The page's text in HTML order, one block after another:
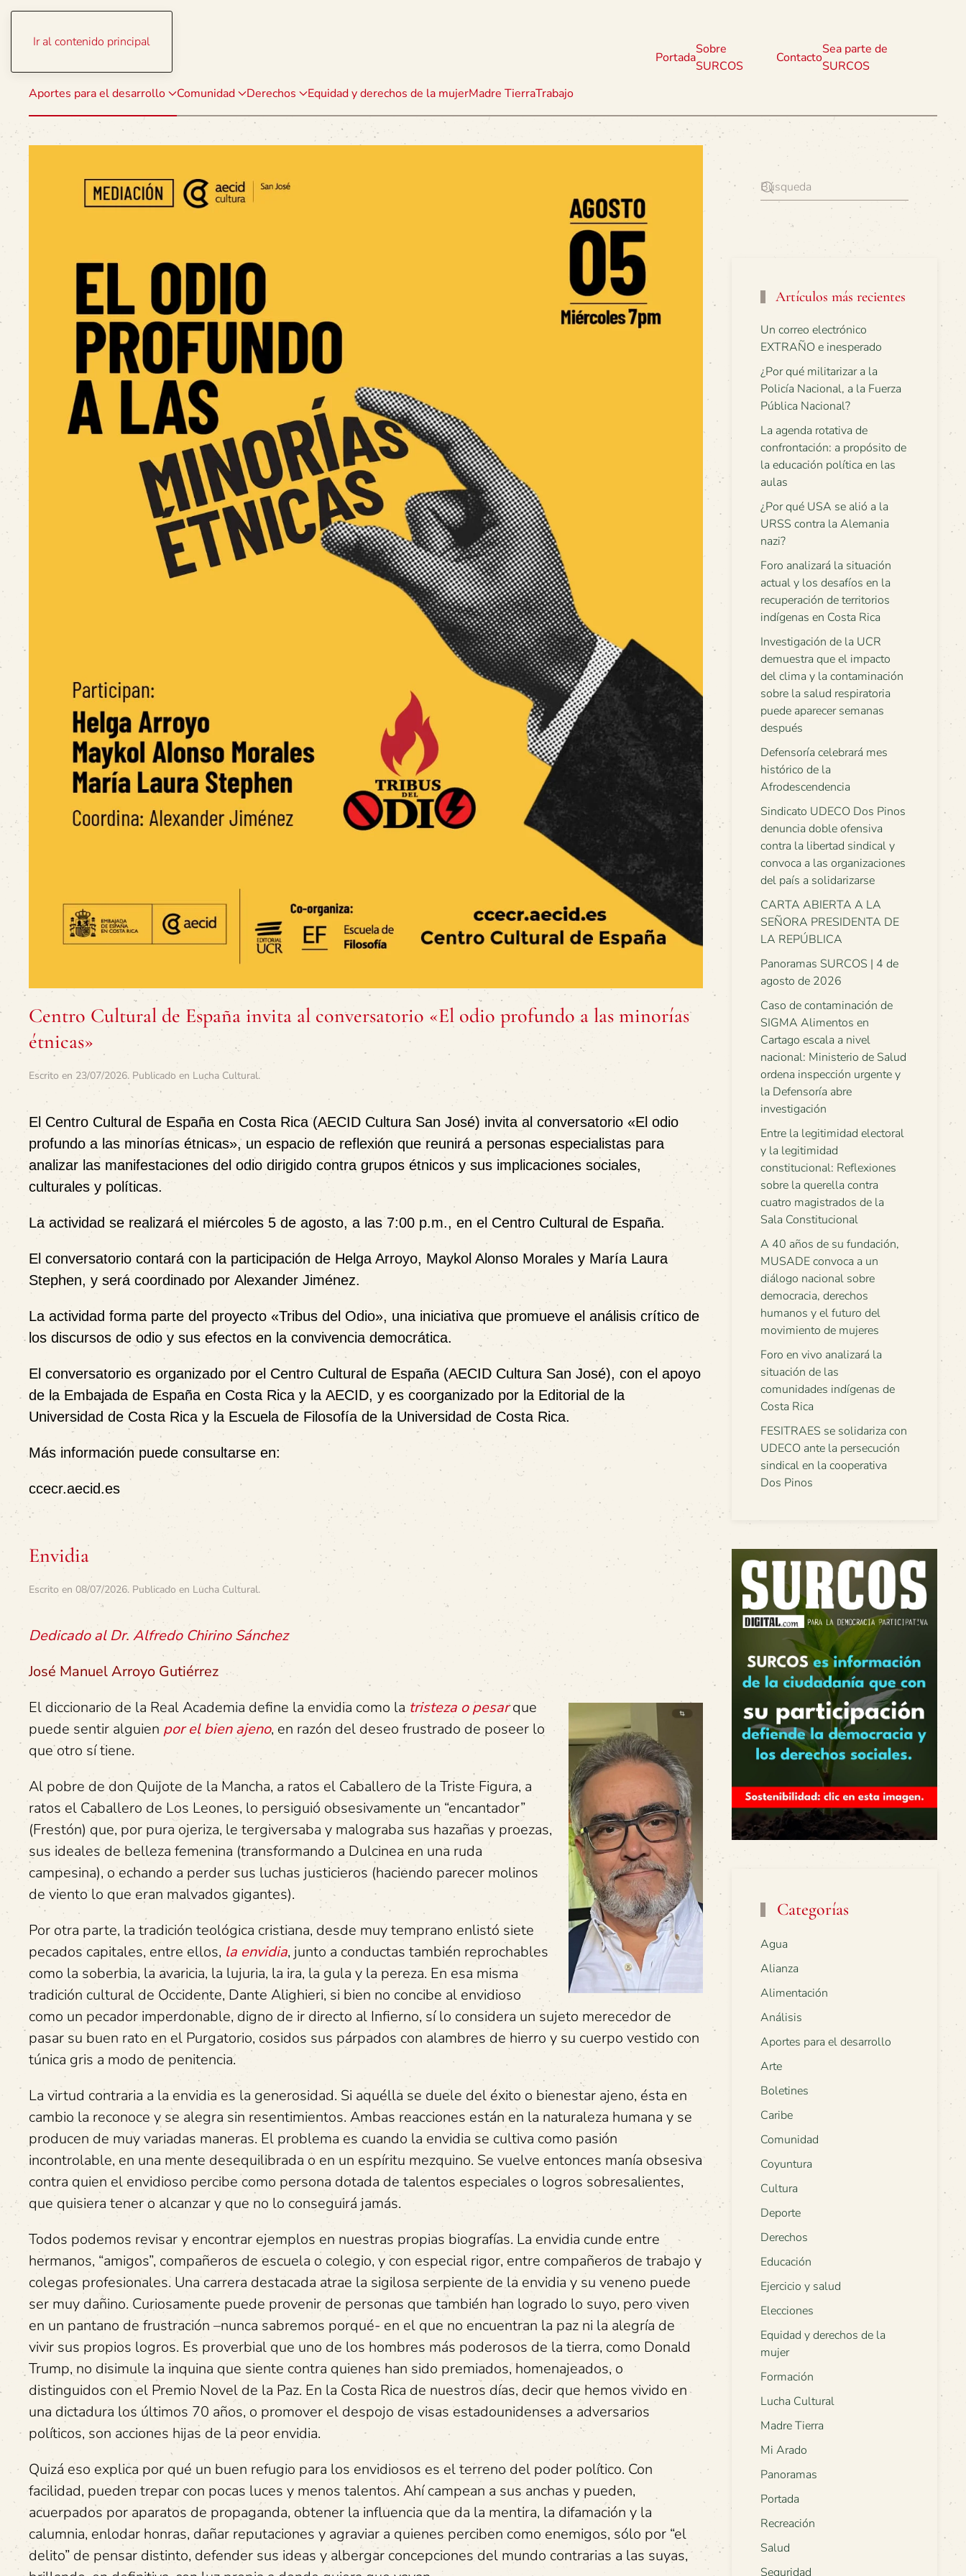
Ir al contenido principal
Aportes para el desarrollo Comunidad Derechos Equidad y derechos de la mujerMadre TierraTrabajo
Portada
Sobre
SURCOS
Contacto
Sea parte de
SURCOS
Centro Cultural de España invita al conversatorio «El odio profundo a las minorías
étnicas»
Escrito en 23/07/2026. Publicado en Lucha Cultural.
El Centro Cultural de España en Costa Rica (AECID Cultura San José) invita al conversatorio «El odio
profundo a las minorías étnicas», un espacio de reflexión que reunirá a personas especialistas para
analizar las manifestaciones del odio dirigido contra grupos étnicos y sus implicaciones sociales,
culturales y políticas.
La actividad se realizará el miércoles 5 de agosto, a las7:00 p.m., en el Centro Cultural de España.
El conversatorio contará con la participación de Helga Arroyo, Maykol Alonso Morales y María Laura
Stephen, y será coordinado por Alexander Jiménez.
La actividad forma parte del proyecto «Tribus del Odio», una iniciativa que promueve el análisis crítico de
los discursos de odio y sus efectos en la convivencia democrática.
El conversatorio es organizado por el Centro Cultural de España (AECID Cultura San José), con el apoyo
de la Embajada de España en Costa Rica y la AECID, y es coorganizado por la Editorial de la
Universidad de Costa Rica y la Escuela de Filosofía de la Universidad de Costa Rica.
Más información puede consultarse en:
ccecr.aecid.es
Envidia
Escrito en 08/07/2026. Publicado en Lucha Cultural.
Dedicado al Dr. Alfredo Chirino Sánchez
José Manuel Arroyo Gutiérrez
El diccionario de la Real Academia define la envidia como la tristeza o pesarque
puede sentir alguien por el bien ajeno, en razón del deseo frustrado de poseer lo
que otro sí tiene.
Al pobre de don Quijote de la Mancha, a ratos el Caballero de la Triste Figura, a
ratos el Caballero de Los Leones, lo persiguió obsesivamente un “encantador”
(Frestón) que, por pura ojeriza, le tergiversaba y malograba sus hazañas y proezas,
sus ideales de belleza femenina (transformando a Dulcinea en una ruda
campesina), o echando a perder sus luchas justicieros (haciendo parecer molinos
de viento lo que eran malvados gigantes).
Por otra parte, la tradición teológica cristiana, desde muy temprano enlistó siete
pecados capitales, entre ellos, la envidia, junto a conductas también reprochables
como la soberbia, la avaricia, la lujuria, la ira, la gula y la pereza. En esa misma
tradición cultural de Occidente, Dante Alighieri, si bien no concibe al envidioso
como un pecador imperdonable, digno de ir directo al Infierno, sí lo considera un sujeto merecedor de
pasar su buen rato en el Purgatorio, cosidos sus párpados con alambres de hierro y su cuerpo vestido con
túnica gris a modo de penitencia.
La virtud contraria a la envidia es la generosidad. Si aquélla se duele del éxito o bienestar ajeno, ésta en
cambio la reconoce y se alegra sin resentimientos. Ambas reacciones están en la naturaleza humana y se
producen de muy variadas maneras. El problema es cuando la envidia se cultiva como pasión
incontrolable, en una mente desequilibrada o en un espíritu mezquino. Se vuelve entonces manía obsesiva
contra quien el envidioso percibe como persona dotada de talentos especiales o logros sobresalientes,
que quisiera tener o alcanzar y que no lo conseguirá jamás.
Todos podemos revisar y encontrar ejemplos en nuestras propias biografías. La envidia cunde entre
hermanos, “amigos”, compañeros de escuela o colegio, y con especial rigor, entre compañeros de trabajo y
colegas profesionales. Una carrera destacada atrae la sigilosa serpiente de la envidia y su veneno puede
ser muy dañino. Curiosamente puede provenir de personas que también han logrado lo suyo, pero viven
en un pantano de frustración –nunca sabremos porqué- en el que no encuentran la paz ni la alegría de
vivir sus propios logros. Es proverbial que uno de los hombres más poderosos de la tierra, como Donald
Trump, no disimule la inquina que siente contra quienes han sido premiados, homenajeados, o
distinguidos con el Premio Novel de la Paz. En la Costa Rica de nuestros días, decir que hemos vivido en
una dictadura los últimos 70 años, o promover el despojo de visas estadounidenses a adversarios
políticos, son acciones hijas de la peor envidia.
Quizá eso explica por qué un buen refugio para los envidiosos es el terreno del poder político. Con
facilidad, pueden trepar con pocas luces y menos talentos. Ahí campean a sus anchas y pueden,
acuerpados por aparatos de propaganda, obtener la influencia que da la mentira, la difamación y la
calumnia, enlodar honras, dañar reputaciones y agraviar a quienes perciben como enemigos, sólo por “el
delito” de pensar distinto, defender sus ideas y albergar concepciones del mundo contrarias a las suyas,
Artículos más recientes
Un correo electrónico
EXTRAÑO e inesperado
¿Por qué militarizar a la
Policía Nacional, a la Fuerza
Pública Nacional?
La agenda rotativa de
confrontación: a propósito de
la educación política en las
aulas
¿Por qué USA se alió a la
URSS contra la Alemania
nazi?
Foro analizará la situación
actual y los desafíos en la
recuperación de territorios
indígenas en Costa Rica
Investigación de la UCR
demuestra que el impacto
del clima y la contaminación
sobre la salud respiratoria
puede aparecer semanas
después
Defensoría celebrará mes
histórico de la
Afrodescendencia
Sindicato UDECO Dos Pinos
denuncia doble ofensiva
contra la libertad sindical y
convoca a las organizaciones
del país a solidarizarse
CARTA ABIERTA A LA
SEÑORA PRESIDENTA DE
LA REPÚBLICA
Panoramas SURCOS | 4 de
agosto de 2026
Caso de contaminación de
SIGMA Alimentos en
Cartago escala a nivel
nacional: Ministerio de Salud
ordena inspección urgente y
la Defensoría abre
investigación
Entre la legitimidad electoral
y la legitimidad
constitucional: Reflexiones
sobre la querella contra
cuatro magistrados de la
Sala Constitucional
A 40 años de su fundación,
MUSADE convoca a un
diálogo nacional sobre
democracia, derechos
humanos y el futuro del
movimiento de mujeres
Foro en vivo analizará la
situación de las
comunidades indígenas de
Costa Rica
FESITRAES se solidariza con
UDECO ante la persecución
sindical en la cooperativa
Dos Pinos
Categorías
Agua
Alianza
Alimentación
Análisis
Aportes para el desarrollo
Arte
Boletines
Caribe
Comunidad
Coyuntura
Cultura
Deporte
Derechos
Educación
Ejercicio y salud
Elecciones
Equidad y derechos de la
mujer
Formación
Lucha Cultural
Madre Tierra
Mi Arado
Panoramas
Portada
Recreación
Salud
Seguridad